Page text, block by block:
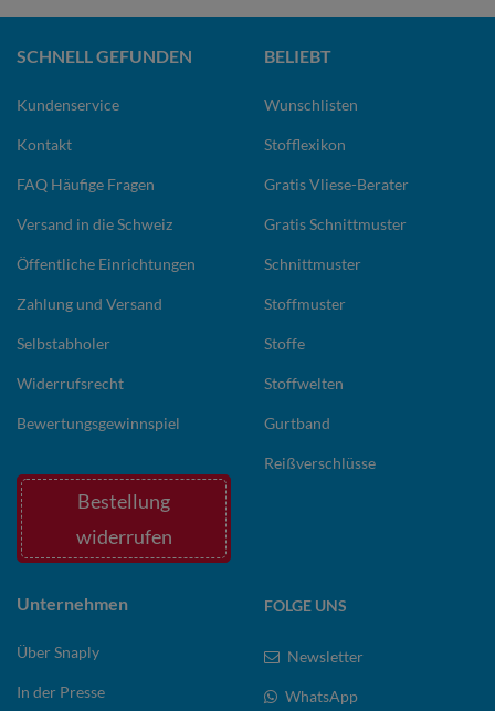
SCHNELL GEFUNDEN
Kundenservice
Kontakt
FAQ Häufige Fragen
Versand in die Schweiz
Öffentliche Einrichtungen
Zahlung und Versand
Selbstabholer
Widerrufsrecht
Bewertungsgewinnspiel
Bestellung
widerrufen
BELIEBT
Wunschlisten
Stofflexikon
Gratis Vliese-Berater
Gratis Schnittmuster
Schnittmuster
Stoffmuster
Stoffe
Stoffwelten
Gurtband
Reißverschlüsse
Unternehmen
Über Snaply
In der Presse
FOLGE UNS
Newsletter
WhatsApp